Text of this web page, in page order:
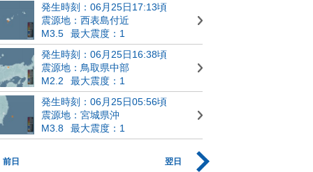
発生時刻：06月25日17:13頃
震源地：西表島付近
M3.5
最大震度：1
発生時刻：06月25日16:38頃
震源地：鳥取県中部
M2.2
最大震度：1
発生時刻：06月25日05:56頃
震源地：宮城県沖
M3.8
最大震度：1
前日 翌日